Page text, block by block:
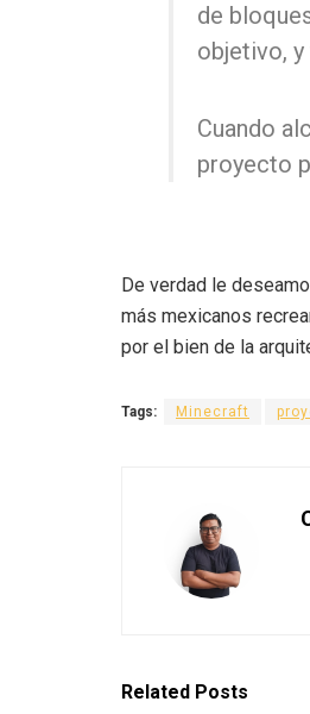
de
objetivo,
Cuando
proyecto
De verdad le
más mexicanos
por el bien de la
Tags: Minecraft
Related Posts